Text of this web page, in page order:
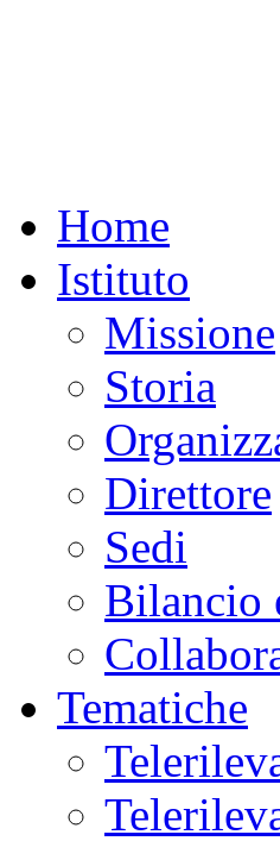
Home
Istituto
Missione
Storia
Direttore
Sedi
Bilancio
Tematiche